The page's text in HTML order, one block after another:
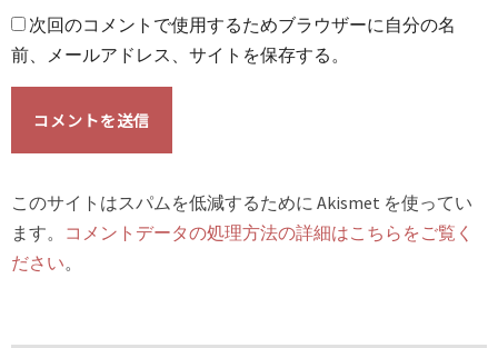
次回のコメントで使用するためブラウザーに自分の名
前、メールアドレス、サイトを保存する。
このサイトはスパムを低減するために Akismet を使ってい
ます。 コメントデータの処理方法の詳細はこちらをご覧く
ださい。